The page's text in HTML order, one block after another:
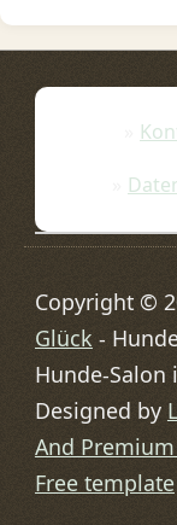
Copyright ©
Glück -
Hunde-Salon
Designed by
And
Free template